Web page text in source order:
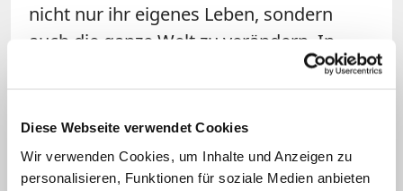
Diese Webseite verwendet Cookies
Wir verwenden Cookies, um Inhalte und Anzeigen zu
personalisieren, Funktionen für soziale Medien anbieten
nicht nur ihr eigenes Leben, sondern
auch die ganze Welt zu verändern. In
einer pfingstlichen Wendung brachte
kontrollierter Gebrauch eine
atemberaubende Entwicklung nach sich
gezogen habe und sowohl materiell als